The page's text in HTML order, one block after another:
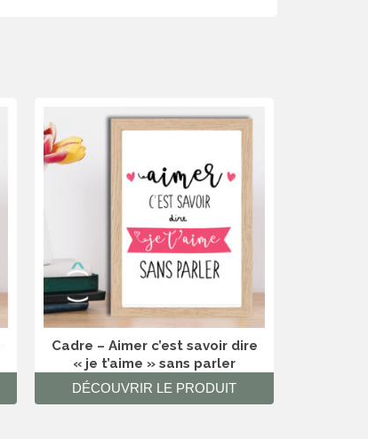
Cadre – Aimer c’est savoir dire
« je t’aime » sans parler
DÉCOUVRIR LE PRODUIT